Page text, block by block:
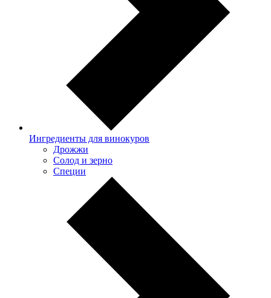
Ингредиенты для винокуров
Дрожжи
Солод и зерно
Специи